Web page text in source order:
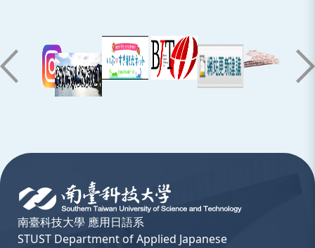
南臺科技大學 應用日語系
STUST Department of Applied Japanese